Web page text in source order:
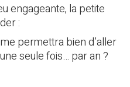
engageante, la petite
:
permettra bien d’aller
seule fois… par an ?